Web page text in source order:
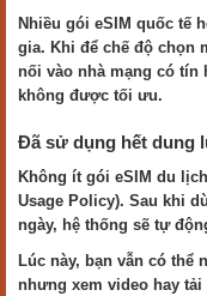
Nhiều gói eSIM quốc tế
gia. Khi để chế độ chọn
nối vào nhà mạng có tín
không được tối ưu.
Đã sử dụng hết dung
Không ít gói eSIM du
Usage Policy). Sau khi
ngày, hệ thống sẽ tự
Lúc này, bạn vẫn có thể
nhưng xem video hay